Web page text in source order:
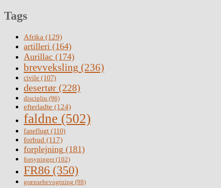
Tags
Afrika (129)
artilleri (164)
Aurillac (174)
brevveksling (236)
civile (107)
desertør (228)
disciplin (96)
efterladte (124)
faldne (502)
faneflugt (110)
forbud (117)
forplejning (181)
forsyninger(102)
FR86 (350)
grænsebevogtning (98)